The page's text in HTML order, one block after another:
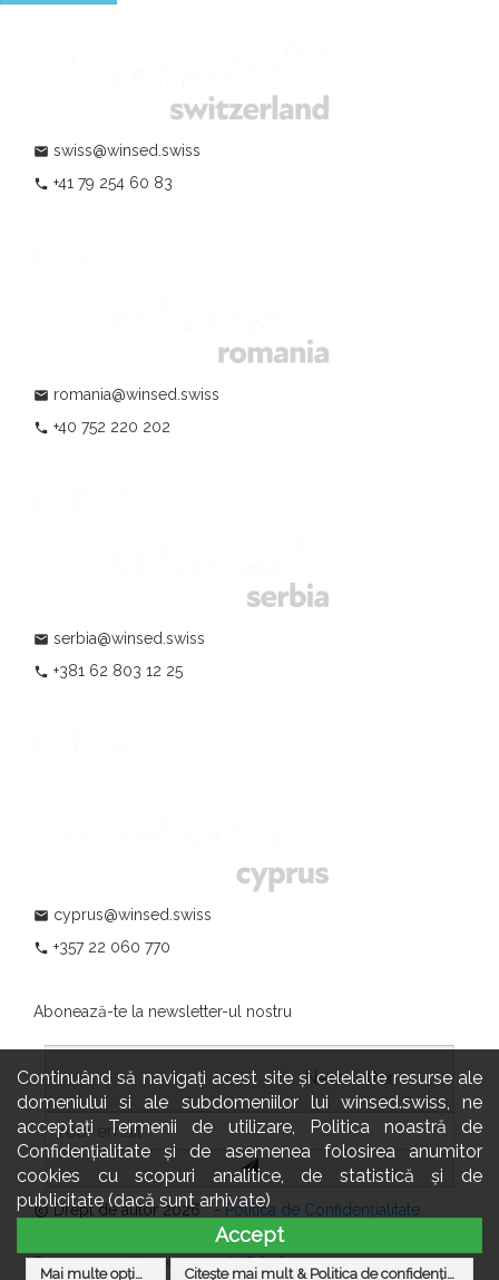
Continuând să navigați acest site și celelalte resurse ale
domeniului si ale subdomeniilor lui winsed.swiss, ne
acceptați Termenii de utilizare, Politica noastră de
Confidențialitate și de asemenea folosirea anumitor
cookies cu scopuri analitice, de statistică și de
publicitate (dacă sunt arhivate)
Accept
Mai multe opțiuni Citește mai mult & Politica de confidențialitate
mail swiss@winsed.swiss
phone +41 79 254 60 83
mail romania@winsed.swiss
phone +40 752 220 202
mail serbia@winsed.swiss
phone +381 62 803 12 25
mail cyprus@winsed.swiss
phone +357 22 060 770
Abonează-te la newsletter-ul nostru
				                  	Newsletter:
copyrightDrept de autor 2026 -Politica de Confidențialitate
Site-ul & datele sunt găzduite și administrate de
Educațional Winsed.swiss (WEG) SA